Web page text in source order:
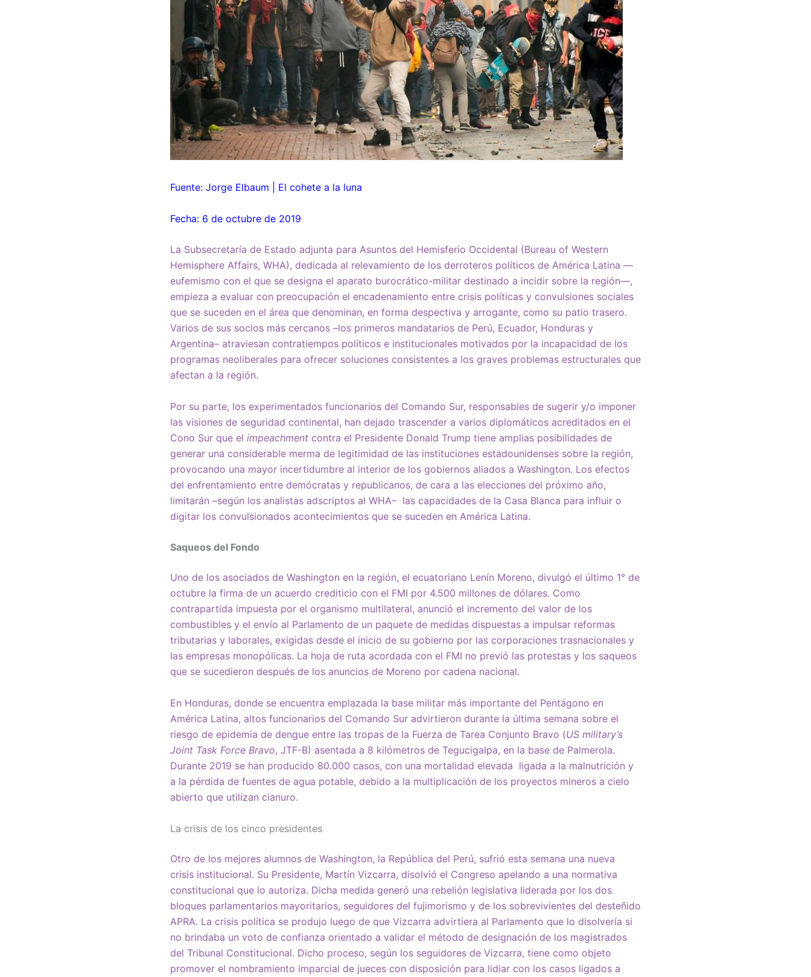
Fuente: Jorge Elbaum | El cohete a la luna
Fecha: 6 de octubre de 2019
La Subsecretaría de Estado adjunta para Asuntos del Hemisferio Occidental (Bureau of Western
Hemisphere Affairs, WHA), dedicada al relevamiento de los derroteros políticos de América Latina —
eufemismo con el que se designa el aparato burocrático-militar destinado a incidir sobre la región—,
empieza a evaluar con preocupación el encadenamiento entre crisis políticas y convulsiones sociales
que se suceden en el área que denominan, en forma despectiva y arrogante, como su patio trasero.
Varios de sus socios más cercanos –los primeros mandatarios de Perú, Ecuador, Honduras y
Argentina– atraviesan contratiempos políticos e institucionales motivados por la incapacidad de los
programas neoliberales para ofrecer soluciones consistentes a los graves problemas estructurales que
afectan a la región.
Por su parte, los experimentados funcionarios del Comando Sur, responsables de sugerir y/o imponer
las visiones de seguridad continental, han dejado trascender a varios diplomáticos acreditados en el
Cono Sur que el impeachment contra el Presidente Donald Trump tiene amplias posibilidades de
generar una considerable merma de legitimidad de las instituciones estadounidenses sobre la región,
provocando una mayor incertidumbre al interior de los gobiernos aliados a Washington. Los efectos
del enfrentamiento entre demócratas y republicanos, de cara a las elecciones del próximo año,
limitarán –según los analistas adscriptos al WHA– las capacidades de la Casa Blanca para influir o
digitar los convulsionados acontecimientos que se suceden en América Latina.
Saqueos del Fondo
Uno de los asociados de Washington en la región, el ecuatoriano Lenín Moreno, divulgó el último 1° de
octubre la firma de un acuerdo crediticio con el FMI por 4.500 millones de dólares. Como
contrapartida impuesta por el organismo multilateral, anunció el incremento del valor de los
combustibles y el envío al Parlamento de un paquete de medidas dispuestas a impulsar reformas
tributarias y laborales, exigidas desde el inicio de su gobierno por las corporaciones trasnacionales y
las empresas monopólicas. La hoja de ruta acordada con el FMI no previó las protestas y los saqueos
que se sucedieron después de los anuncios de Moreno por cadena nacional.
En Honduras, donde se encuentra emplazada la base militar más importante del Pentágono en
América Latina, altos funcionarios del Comando Sur advirtieron durante la última semana sobre el
riesgo de epidemia de dengue entre las tropas de la Fuerza de Tarea Conjunto Bravo (US military’s
Joint Task Force Bravo, JTF-B) asentada a 8 kilómetros de Tegucigalpa, en la base de Palmerola.
Durante 2019 se han producido 80.000 casos, con una mortalidad elevada ligada a la malnutrición y
a la pérdida de fuentes de agua potable, debido a la multiplicación de los proyectos mineros a cielo
abierto que utilizan cianuro.
La crisis de los cinco presidentes
Otro de los mejores alumnos de Washington, la República del Perú, sufrió esta semana una nueva
crisis institucional. Su Presidente, Martín Vizcarra, disolvió el Congreso apelando a una normativa
constitucional que lo autoriza. Dicha medida generó una rebelión legislativa liderada por los dos
bloques parlamentarios mayoritarios, seguidores del fujimorismo y de los sobrevivientes del desteñido
APRA. La crisis política se produjo luego de que Vizcarra advirtiera al Parlamento que lo disolvería si
no brindaba un voto de confianza orientado a validar el método de designación de los magistrados
del Tribunal Constitucional. Dicho proceso, según los seguidores de Vizcarra, tiene como objeto
promover el nombramiento imparcial de jueces con disposición para lidiar con los casos ligados a